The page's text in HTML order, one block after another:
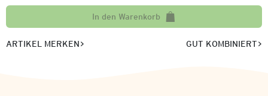
In den Warenkorb
ARTIKEL MERKEN GUT KOMBINIERT